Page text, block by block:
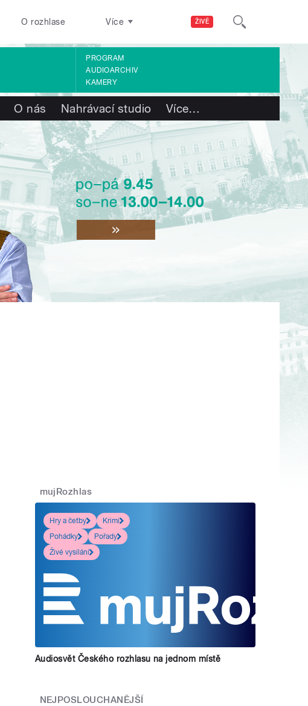
ŽIVĚ
O rozhlase Více
PROGRAM
AUDIOARCHIV
KAMERY
O nás Nahrávací studio Více…
mujRozhlas
Hry a četby
Krimi
Pohádky
Pořady
Živé vysílání
Audiosvět Českého rozhlasu na jednom místě
NEJPOSLOUCHANĚJŠÍ